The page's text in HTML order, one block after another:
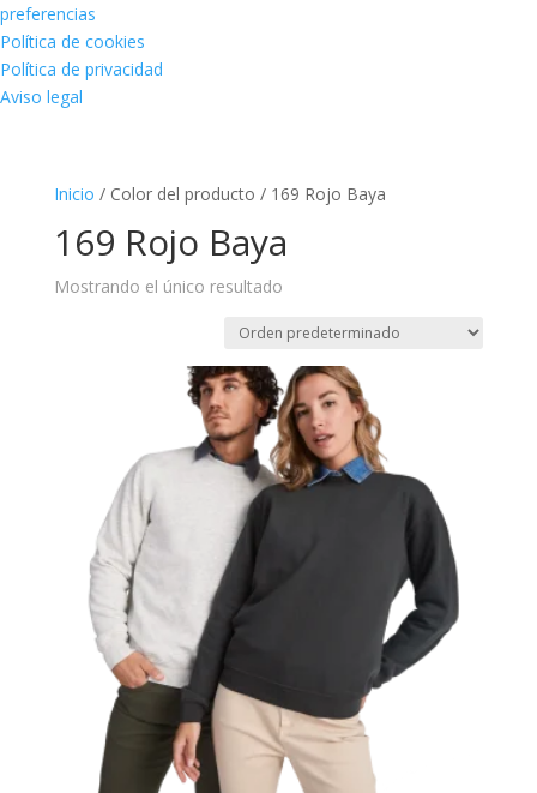
preferencias
Política de cookies
Política de privacidad
Aviso legal
Inicio / Color del producto / 169 Rojo Baya
169 Rojo Baya
Mostrando el único resultado